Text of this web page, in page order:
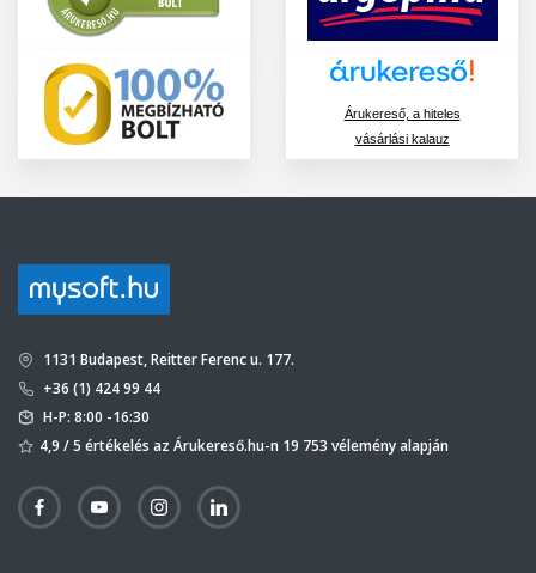
Árukereső, a hiteles
vásárlási kalauz
1131 Budapest, Reitter Ferenc u. 177.
+36 (1) 424 99 44
H-P: 8:00 -16:30
4,9 / 5 értékelés az Árukereső.hu-n 19 753 vélemény alapján